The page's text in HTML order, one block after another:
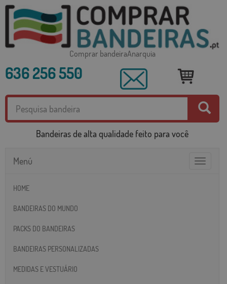
Comprar bandeiraAnarquia
636 256 550
Bandeiras de alta qualidade feito para você
Toggle
Menú
HOME
BANDEIRAS DO MUNDO
PACKS DO BANDEIRAS
BANDEIRAS PERSONALIZADAS
MEDIDAS E VESTUÁRIO